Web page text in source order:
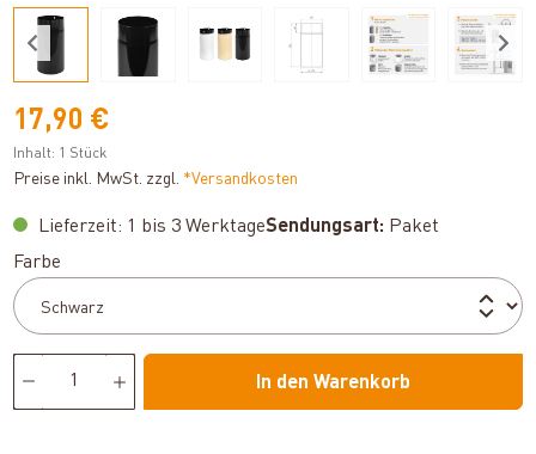
17,90 €
Inhalt: 1 Stück
Preise inkl. MwSt. zzgl. *Versandkosten
Lieferzeit: 1 bis 3 WerktageSendungsart: Paket
Farbe
In den Warenkorb